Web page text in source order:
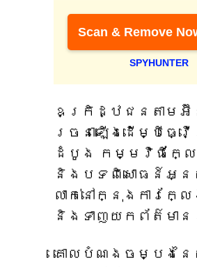
Scan & Remove
SPYHUNTER
ឧក្រិដ្ឋជនតាមអ៊ីន
រចនាឡើងដើម្បីធ្
ដំបូង កម្មវិធីក្លែង
និងបទពិសោធន៍អ្នកប្
លាក់នៅក្នុងការក្ល
និងទាញយកព័ត៌មាន
គោលបំណងចម្បងន